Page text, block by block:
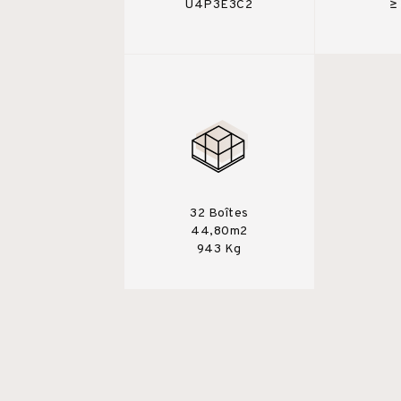
U4P3E3C2
≥
32 Boîtes
44,80m2
943 Kg